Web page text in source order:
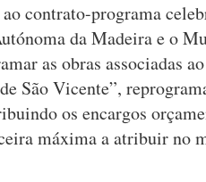
contrato-programa
da Madeira e o
as obras associadas
São Vicente”,
os encargos
máxima a atribuir no